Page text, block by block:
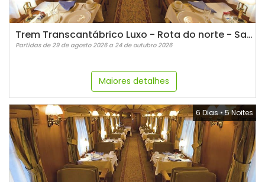
Trem Transcantábrico Luxo - Rota do norte - Santiago de Compostela
Partidas de 29 de agosto 2026 a 24 de outubro 2026
Maiores detalhes
6 Dias• 5 Noites